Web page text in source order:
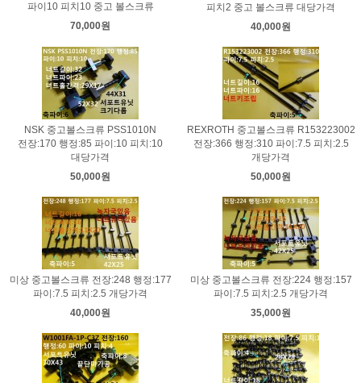
파이10 피치10 중고 볼스크류
70,000원
피치2 중고 볼스크류 대당가격
40,000원
NSK 중고볼스크류 PSS1010N
전장:170 행정:85 파이:10 피치:10
대당가격
50,000원
REXROTH 중고볼스크류 R153223002
전장:366 행정:310 파이:7.5 피치:2.5
개당가격
50,000원
미상 중고볼스크류 전장:248 행정:177
파이:7.5 피치:2.5 개당가격
40,000원
미상 중고볼스크류 전장:224 행정:157
파이:7.5 피치:2.5 개당가격
35,000원